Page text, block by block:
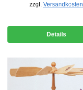
zzgl. Versandkosten
Details